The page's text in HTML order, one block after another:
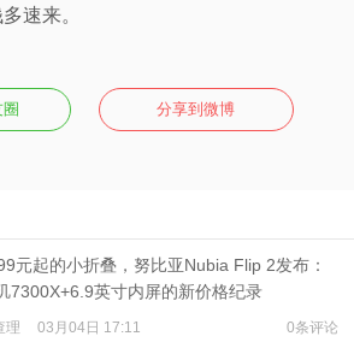
速来。
分享到微博
元起的小折叠，努比亚Nubia Flip 2发布：
7300X+6.9英寸内屏的新价格纪录
理 03月04日 17:11 0条评论